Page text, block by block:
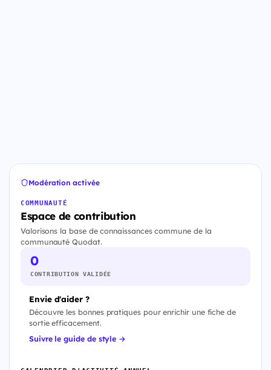
Modération activée
COMMUNAUTÉ
Espace de contribution
Valorisons la base de connaissances commune de la
communauté Quodat.
0
CONTRIBUTION VALIDÉE
Envie d'aider ?
Découvre les bonnes pratiques pour enrichir une fiche de
sortie efficacement.
Suivre le guide de style →